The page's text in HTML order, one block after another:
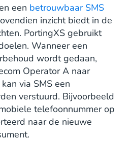
een betrouwbaar SMS
inzicht biedt in de
PortingXS gebruikt
Wanneer een
wordt gedaan,
Operator A naar
via SMS een
verstuurd. Bijvoorbeeld
telefoonnummer op
naar de nieuwe